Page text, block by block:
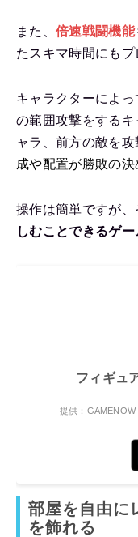
また、 倍速戦闘機能
たスキマ時間にもプ
キャラクターによ
の範囲攻撃をする
ャラ、前方の敵を攻
成や配置が勝敗の決
操作は簡単ですが、
しむことできるゲー
フィギュ
提供：
部屋を自由に
を飾れる